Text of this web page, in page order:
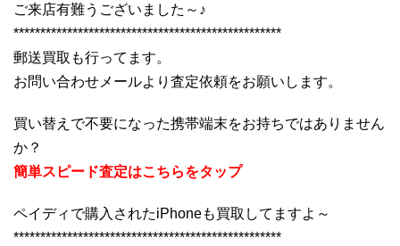
ご来店有難うございました～♪
**************************************************
郵送買取も行ってます。
お問い合わせメールより査定依頼をお願いします。
買い替えで不要になった携帯端末をお持ちではありません
か？
簡単スピード査定はこちらをタップ
ペイディで購入されたiPhoneも買取してますよ～
**************************************************